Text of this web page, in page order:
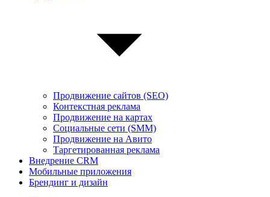
Продвижение сайтов (SEO)
Контекстная реклама
Продвижение на картах
Социальные сети (SMM)
Продвижение на Авито
Таргетированная реклама
Внедрение CRM
Мобильные приложения
Брендинг и дизайн